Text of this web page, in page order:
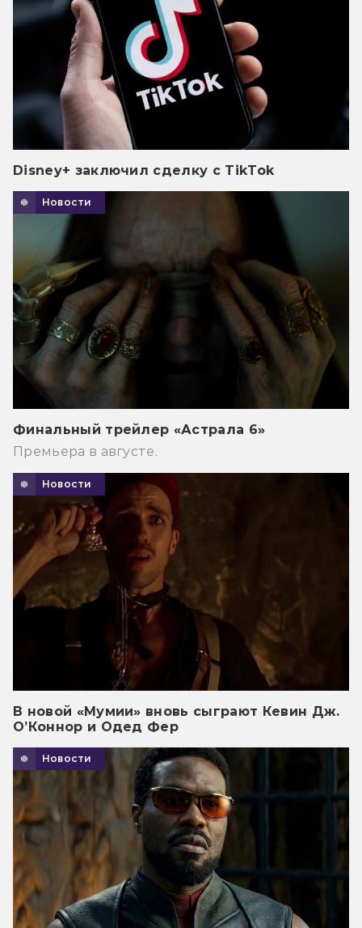
Disney+ заключил сделку с TikTok
Новости
Финальный трейлер «Астрала 6»
Премьера в августе.
Новости
В новой «Мумии» вновь сыграют Кевин Дж.
О’Коннор и Одед Фер
Новости